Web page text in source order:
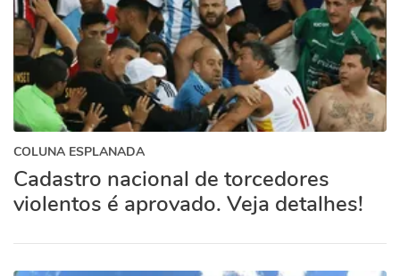
COLUNA ESPLANADA
Cadastro nacional de torcedores
violentos é aprovado. Veja detalhes!